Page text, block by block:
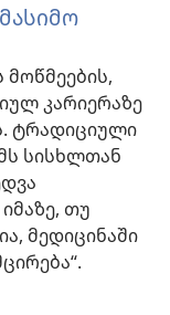
კარიერაზე
ტრადიციული
სისხლთან
თუ
მედიცინაში